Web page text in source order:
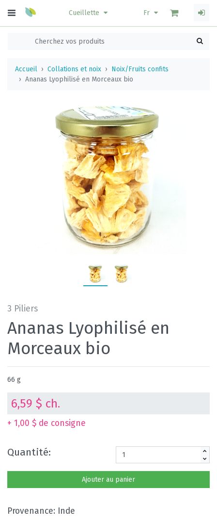
Cueillette Fr
Accueil Collations et noix
Noix/Fruits confits
Ananas Lyophilisé en Morceaux bio
3 Piliers
Ananas Lyophilisé en
Morceaux bio
66 g
6,59 $ ch.
+ 1,00 $ de consigne
Quantité:
Ajouter au panier
Provenance: Inde